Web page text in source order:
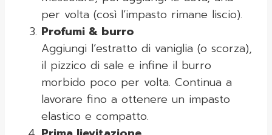
per volta (così l’impasto rimane liscio).
Profumi & burro
Aggiungi l’estratto di vaniglia (o scorza),
il pizzico di sale e infine il burro
morbido poco per volta. Continua a
lavorare fino a ottenere un impasto
elastico e compatto.